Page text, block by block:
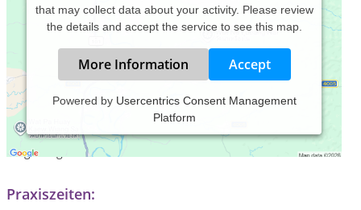
that may collect data about your activity. Please review
the details and accept the service to see this map.
More Information Accept
Powered by Usercentrics Consent Management
Platform
Osteopathie, Naturheilkunde,Sportheilkunde,
Mikronährstoffanalyse und-beratung,Darmsanierung,
Entgiftung
Praxiszeiten: